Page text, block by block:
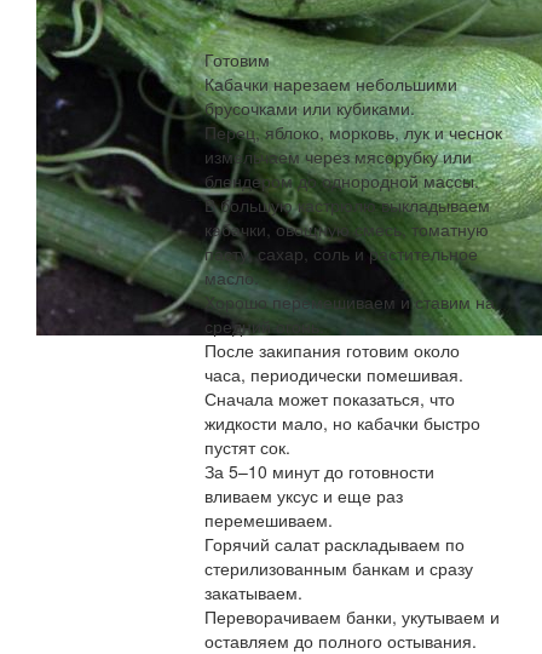
Готовим
Кабачки нарезаем небольшими
брусочками или кубиками.
Перец, яблоко, морковь, лук и чеснок
измельчаем через мясорубку или
блендером до однородной массы.
В большую кастрюлю выкладываем
кабачки, овощную смесь, томатную
пасту, сахар, соль и растительное
масло.
Хорошо перемешиваем и ставим на
средний огонь.
После закипания готовим около
часа, периодически помешивая.
Сначала может показаться, что
жидкости мало, но кабачки быстро
пустят сок.
За 5–10 минут до готовности
вливаем уксус и еще раз
перемешиваем.
Горячий салат раскладываем по
стерилизованным банкам и сразу
закатываем.
Переворачиваем банки, укутываем и
оставляем до полного остывания.